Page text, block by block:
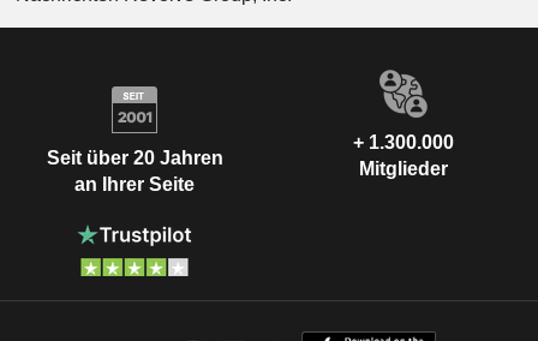
Seit über 20 Jahren
an Ihrer Seite
+ 1.300.000
Mitglieder